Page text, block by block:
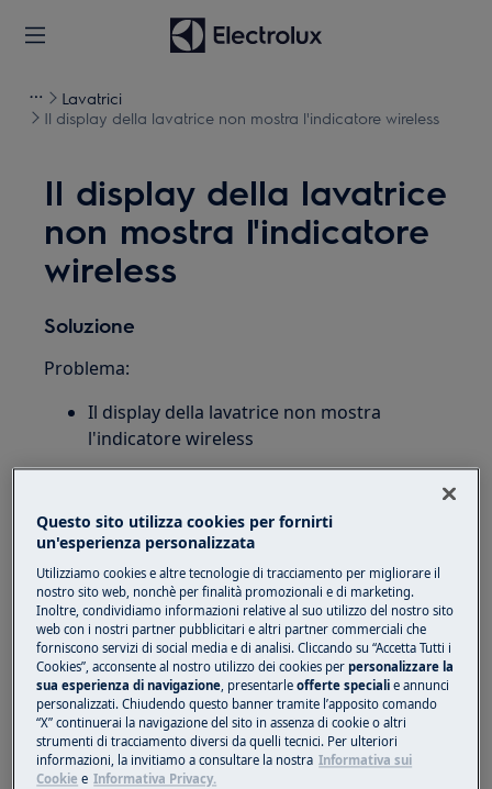
Lavatrici
Il display della lavatrice non mostra l'indicatore wireless
Il display della lavatrice
non mostra l'indicatore
wireless
Soluzione
Problema:
Il display della lavatrice non mostra
l'indicatore wireless
Impossibile connettersi alla
apparecchiatura
Si applica a:
lavatrice collegata
asciugatrice collegata
Risoluzione:
1. Controllare il segnale wireless.
Questo sito utilizza cookies per fornirti
un'esperienza personalizzata
Utilizziamo cookies e altre tecnologie di tracciamento per migliorare il
nostro sito web, nonchè per finalità promozionali e di marketing.
Inoltre, condividiamo informazioni relative al suo utilizzo del nostro sito
web con i nostri partner pubblicitari e altri partner commerciali che
forniscono servizi di social media e di analisi. Cliccando su “Accetta Tutti i
Cookies”, acconsente al nostro utilizzo dei cookies perpersonalizzare la
sua esperienza di navigazione, presentarleofferte speciali e annunci
personalizzati. Chiudendo questo banner tramite l’apposito comando
“X” continuerai la navigazione del sito in assenza di cookie o altri
strumenti di tracciamento diversi da quelli tecnici. Per ulteriori
informazioni, la invitiamo a consultare la nostra Informativa sui
Cookie e Informativa Privacy.